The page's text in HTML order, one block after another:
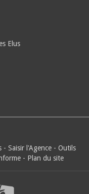
Elus
- Saisir l'Agence - Outils
- Plan du site